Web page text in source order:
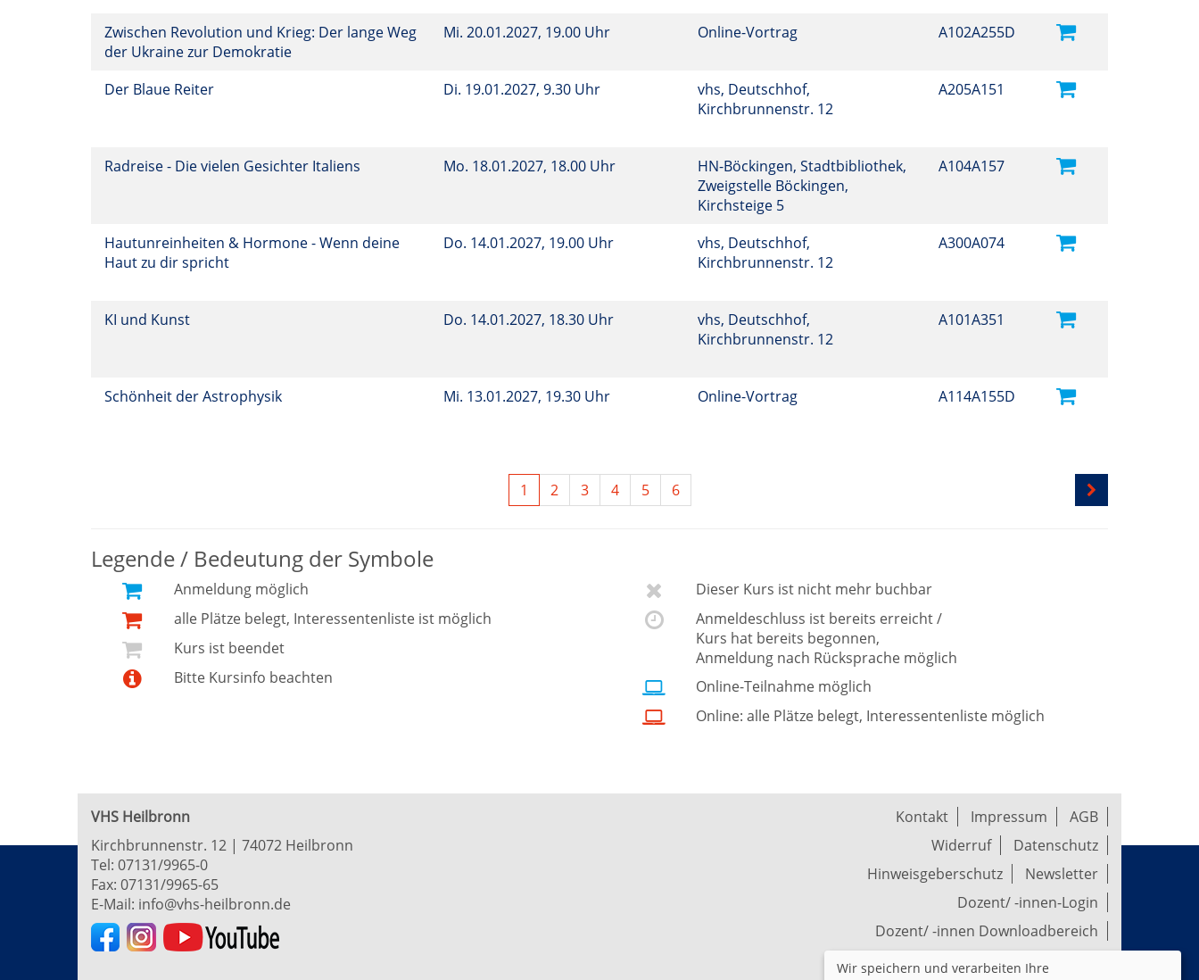
Zwischen Revolution und Krieg: Der lange Weg
der Ukraine zur Demokratie
Mi. 20.01.2027, 19.00 Uhr Online-Vortrag A102A255D
Der Blaue Reiter Di. 19.01.2027, 9.30 Uhr
vhs, Deutschhof,
Kirchbrunnenstr. 12
A205A151
Radreise - Die vielen Gesichter Italiens Mo. 18.01.2027, 18.00 Uhr
HN-Böckingen, Stadtbibliothek,
Zweigstelle Böckingen,
Kirchsteige 5
A104A157
Hautunreinheiten & Hormone - Wenn deine
Haut zu dir spricht
Do. 14.01.2027, 19.00 Uhr
vhs, Deutschhof,
Kirchbrunnenstr. 12
A300A074
KI und Kunst Do. 14.01.2027, 18.30 Uhr
vhs, Deutschhof,
Kirchbrunnenstr. 12
A101A351
Schönheit der Astrophysik Mi. 13.01.2027, 19.30 Uhr Online-Vortrag A114A155D
1 2 3 4 5 6
Legende / Bedeutung der Symbole
Anmeldung möglich
alle Plätze belegt, Interessentenliste ist möglich
Kurs ist beendet
Bitte Kursinfo beachten
Dieser Kurs ist nicht mehr buchbar
Anmeldeschluss ist bereits erreicht /
Kurs hat bereits begonnen,
Anmeldung nach Rücksprache möglich
Online-Teilnahme möglich
Online: alle Plätze belegt, Interessentenliste möglich
VHS Heilbronn
Kirchbrunnenstr. 12 | 74072 Heilbronn
Tel: 07131/9965-0
Fax: 07131/9965-65
E-Mail: info@vhs-heilbronn.de
Kontakt Impressum
AGB
Widerruf
Datenschutz
Hinweisgeberschutz
Newsletter
Dozent/ -innen-Login
Dozent/ -innen Downloadbereich
Widerrufsformular
Wir speichern und verarbeiten Ihre